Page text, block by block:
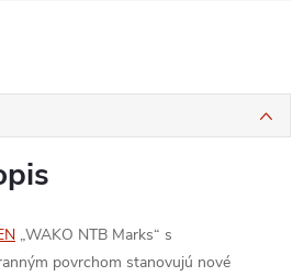
„WAKO NTB Marks“ s
povrchom stanovujú nové